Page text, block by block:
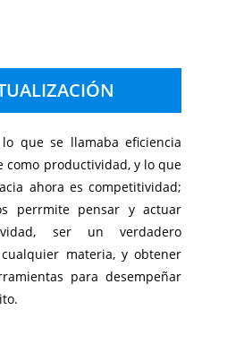
que se llamaba eficiencia
como productividad, y lo que
ahora es competitividad;
perrmite pensar y actuar
ser un verdadero
materia, y obtener
para desempeñar